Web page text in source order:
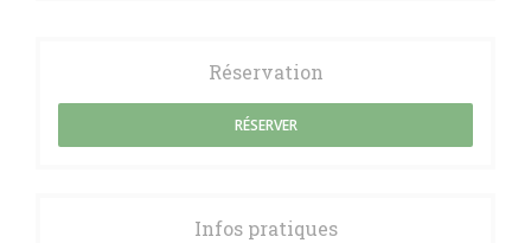
Réservation
RÉSERVER
Infos pratiques